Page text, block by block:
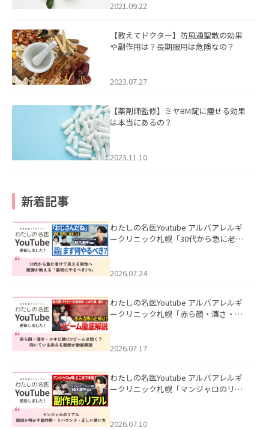
2021.09.22
【教えてドクター】防風通聖散の効果
や副作用は？長期服用は危険なの？
2023.07.27
【薬剤師監修】ミヤBM錠に痩せる効果
は本当にあるの？
2023.11.10
新着記事
わたしの名医Youtube アルバアレルギ
ークリニック札幌「30代から急に老け
た。
2026.07.24
わたしの名医Youtube アルバアレルギ
ークリニック札幌「赤ら顔・酒さ・ニ
した。
2026.07.17
わたしの名医Youtube アルバアレルギ
ークリニック札幌「マンジャロのリア
た。
2026.07.10